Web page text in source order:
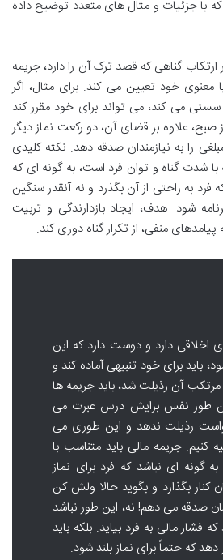
با جزئیات و مثال های متعدد توضیح داده
ارتکاب گناهی که قصد ترک آن را دارد، جریمه
معنوی خود تعیین می کند. برای مثال، اگر
می کند، می تواند برای خود مقرر کند
علاوه بر قضای آن، دو رکعت نماز دیگر
را به نیازمندان صدقه دهد. نکته کلیدی
شدت گناه و توان فرد است، به گونه ای که
فرد به راحتی از آن بگذرد و نه آنقدر سنگین
شود. هدف، ایجاد بازدارندگی و تربیت
منفی، از تکرار گناه دوری کند.
دارد و دوست دارد که این
باید برای خود تنبیهی آماده کند و
مرتکب آن رذیلت شد، باید جریمه ها
طور نفس برایش درس عبرت می
رذیلت ندهد و این طوری می
کنیم. جریمه مالی باید متناسب با
گونه ای نباشد که فرد برای نماز
کنار بگذارد و بگوید حالا ولش کن
صدقه می دهم! نه، این طور نباشد
فشار مالی به فرد بیاید. بلکه باید
که حتماً برای نماز بلند شود.